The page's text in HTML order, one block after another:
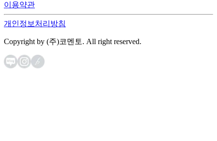
이용약관
개인정보처리방침
Copyright by (주)코멘토. All right reserved.